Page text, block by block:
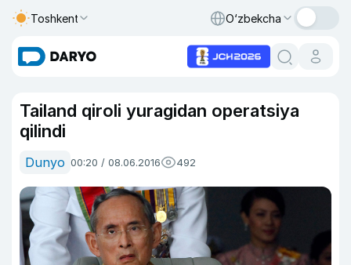
Toshkent O‘zbekcha
Tailand qiroli yuragidan operatsiya
qilindi
Dunyo 00:20 / 08.06.2016 492